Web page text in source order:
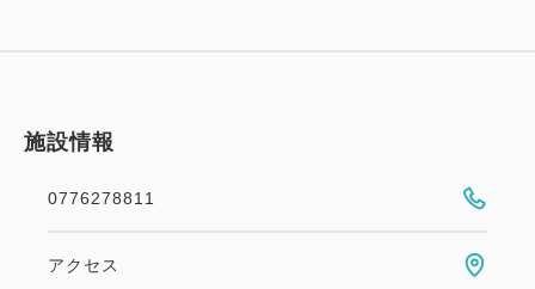
施設情報
0776278811
アクセス